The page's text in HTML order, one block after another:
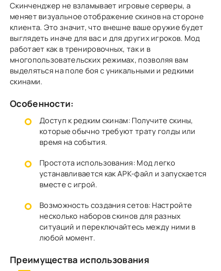
Скинченджер не взламывает игровые серверы, а
меняет визуальное отображение скинов на стороне
клиента. Это значит, что внешне ваше оружие будет
выглядеть иначе для вас и для других игроков. Мод
работает как в тренировочных, так и в
многопользовательских режимах, позволяя вам
выделяться на поле боя с уникальными и редкими
скинами.
Особенности:
Доступ к редким скинам: Получите скины,
которые обычно требуют трату голды или
время на события.
Простота использования: Мод легко
устанавливается как APK-файл и запускается
вместе с игрой.
Возможность создания сетов: Настройте
несколько наборов скинов для разных
ситуаций и переключайтесь между ними в
любой момент.
Преимущества использования